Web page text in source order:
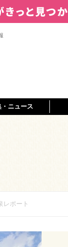
・ニュース
レポート